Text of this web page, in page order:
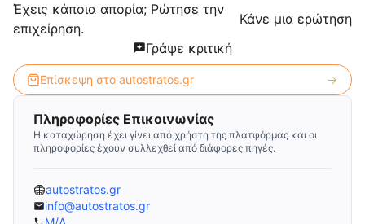
Έχεις κάποια απορία; Ρώτησε την
επιχείρηση.
Κάνε μια ερώτηση
Γράψε κριτική
Επίσκεψη στο autostratos.gr
Πληροφορίες Επικοινωνίας
Η καταχώρηση έχει γίνει από χρήστη της πλατφόρμας και οι
πληροφορίες έχουν συλλεχθεί από διάφορες πηγές.
autostratos.gr
info@autostratos.gr